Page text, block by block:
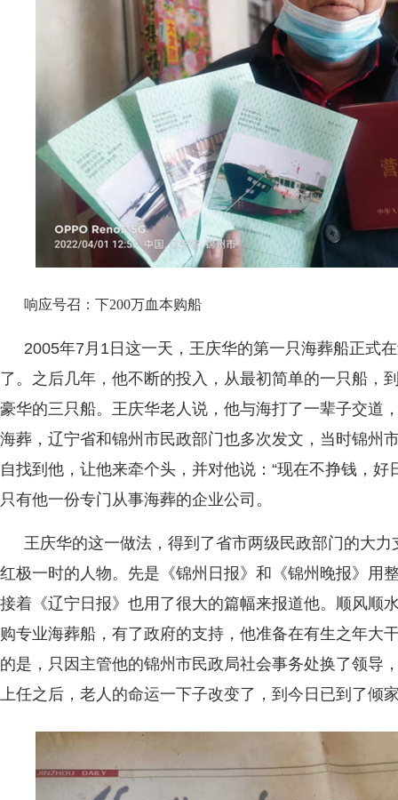
响应号召：下200万血本购船
2005年7月1日这一天，王庆华的第一只海葬船正式
了。之后几年，他不断的投入，从最初简单的一只船，
豪华的三只船。王庆华老人说，他与海打了一辈子交道
海葬，辽宁省和锦州市民政部门也多次发文，当时锦州
自找到他，让他来牵个头，并对他说：“现在不挣钱，好
只有他一份专门从事海葬的企业公司。
王庆华的这一做法，得到了省市两级民政部门的大
红极一时的人物。先是《锦州日报》和《锦州晚报》用
接着《辽宁日报》也用了很大的篇幅来报道他。顺风顺
购专业海葬船，有了政府的支持，他准备在有生之年大
的是，只因主管他的锦州市民政局社会事务处换了领导
上任之后，老人的命运一下子改变了，到今日已到了倾